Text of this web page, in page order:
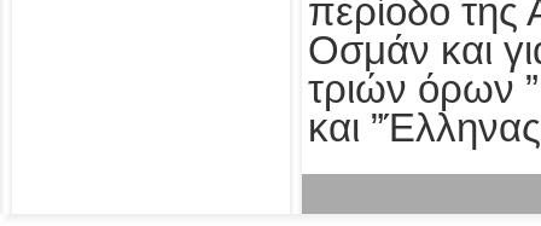
περίοδο της
Οσμάν και
τριών όρων
και